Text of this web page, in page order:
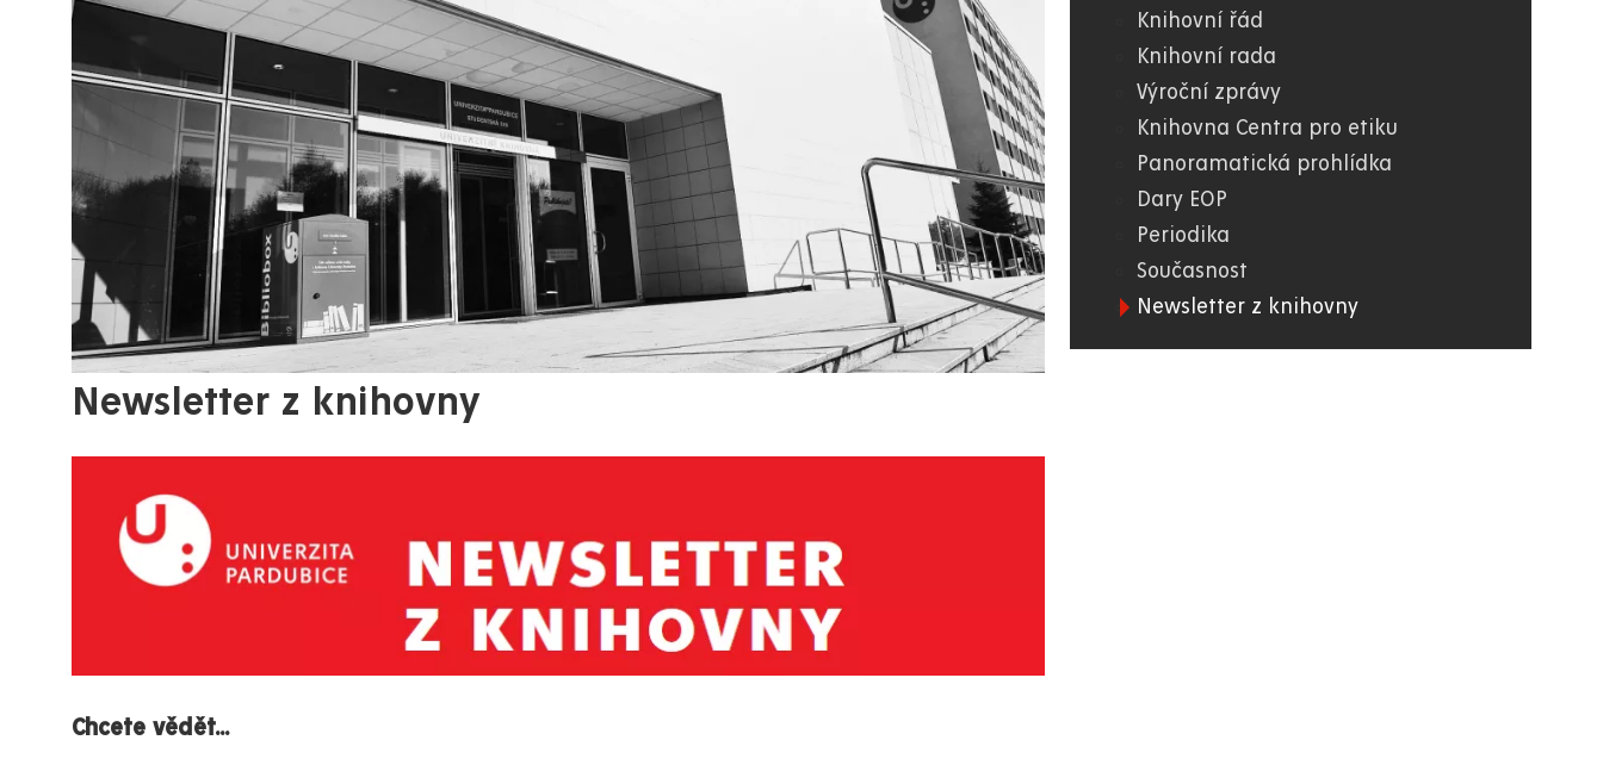
Newsletter z knihovny
Chcete vědět...
Knihovní řád
Knihovní rada
Výroční zprávy
Knihovna Centra pro etiku
Panoramatická prohlídka
Dary EOP
Periodika
Současnost
Newsletter z knihovny